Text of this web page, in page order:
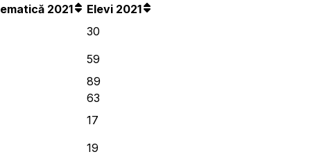
2021
Elevi 2021
30
59
89
63
17
19